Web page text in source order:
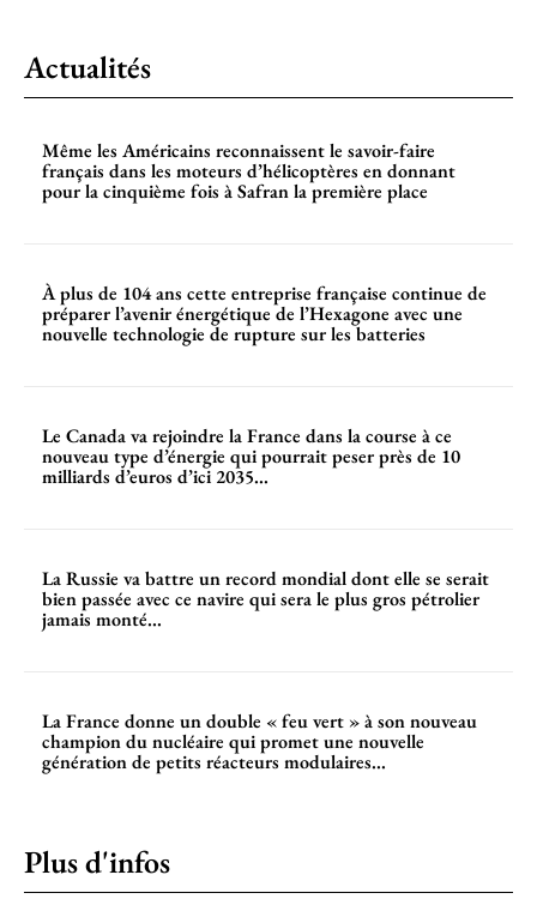
Actualités
Même les Américains reconnaissent le savoir-faire
français dans les moteurs d’hélicoptères en donnant
pour la cinquième fois à Safran la première place
À plus de 104 ans cette entreprise française continue de
préparer l’avenir énergétique de l’Hexagone avec une
nouvelle technologie de rupture sur les batteries
Le Canada va rejoindre la France dans la course à ce
nouveau type d’énergie qui pourrait peser près de 10
milliards d’euros d’ici 2035...
La Russie va battre un record mondial dont elle se serait
bien passée avec ce navire qui sera le plus gros pétrolier
jamais monté...
La France donne un double « feu vert » à son nouveau
champion du nucléaire qui promet une nouvelle
génération de petits réacteurs modulaires...
Plus d'infos